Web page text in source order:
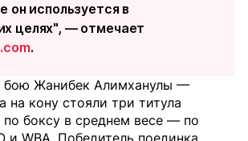
он используется в
целях", — отмечает
.
бою Жанибек Алимханулы —
на кону стояли три титула
боксу в среднем весе — по